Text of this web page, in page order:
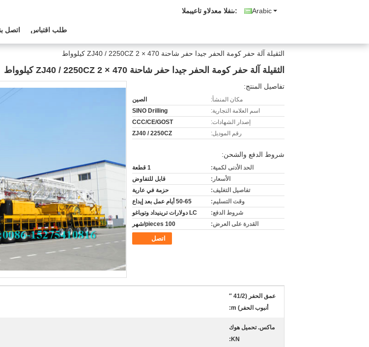
Arabic المبيعات والدعم الفنى:
اتصل طلب اقتباس
الثقيلة آلة حفر كومة الحفر جيدا حفر شاحنة ZJ40 / 2250CZ 2 × 470 كيلوواط
الثقيلة آلة حفر كومة الحفر جيدا حفر شاحنة ZJ40 / 2250CZ 2 × 470 كيلوواط
تفاصيل المنتج:
مكان المنشأ:
الصين
اسم العلامة التجارية:
SINO Drilling
إصدار الشهادات:
CCC/CE/GOST
رقم الموديل:
ZJ40 / 2250CZ
شروط الدفع والشحن:
الحد الأدنى لكمية:
1 قطعة
الأسعار:
قابل للتفاوض
تفاصيل التغليف:
حزمة في عارية
وقت التسليم:
50-65 أيام عمل بعد إيداع
شروط الدفع:
LC دولارات ترينيداد وتوباغو
القدرة على العرض:
100 pieces/شهر
اتصل
عمق الحفر (41/2 ″
أنبوب الحفر) m:
ماكس. تحميل هوك
KN: